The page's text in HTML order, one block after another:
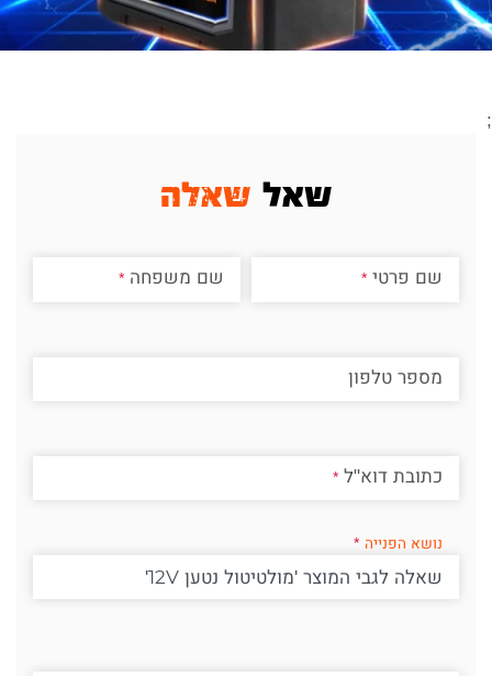
;
שאל שאלה
שם פרטי שם משפחה
מספר טלפון
כתובת דוא"ל
נושא הפנייה